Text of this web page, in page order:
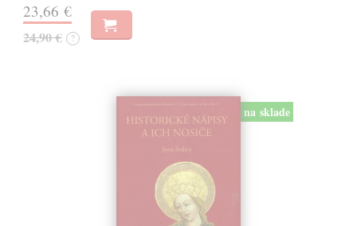
23,66 €
24,90 € ?
na sklade